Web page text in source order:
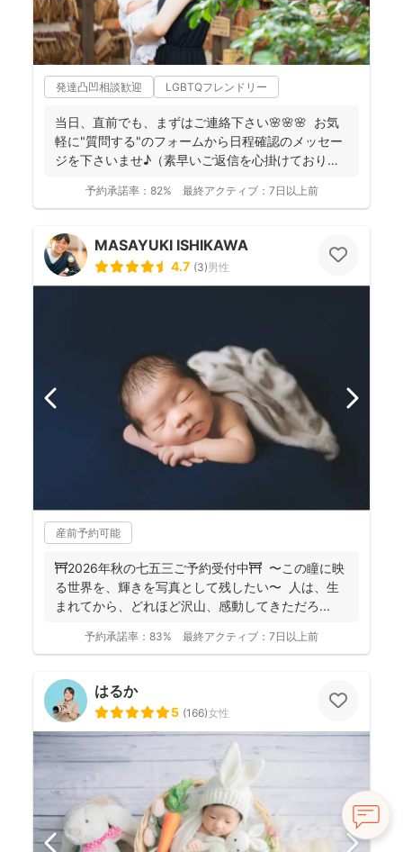
発達凸凹相談歓迎 LGBTQフレンドリー
当日、直前でも、まずはご連絡下さい🌸🌸🌸 お気
軽に"質問する"のフォームから日程確認のメッセー
ジを下さいませ♪（素早いご返信を心掛けておりま
予約承諾率： 82% 最終アクティブ： 7日以上前
MASAYUKI ISHIKAWA
4.7 (3)男性
産前予約可能
⛩️2026年秋の七五三ご予約受付中⛩️ 〜この瞳に映
る世界を、輝きを写真として残したい〜 人は、生
まれてから、どれほど沢山、感動してきただろ...
予約承諾率： 83% 最終アクティブ： 7日以上前
はるか
5 (166)女性